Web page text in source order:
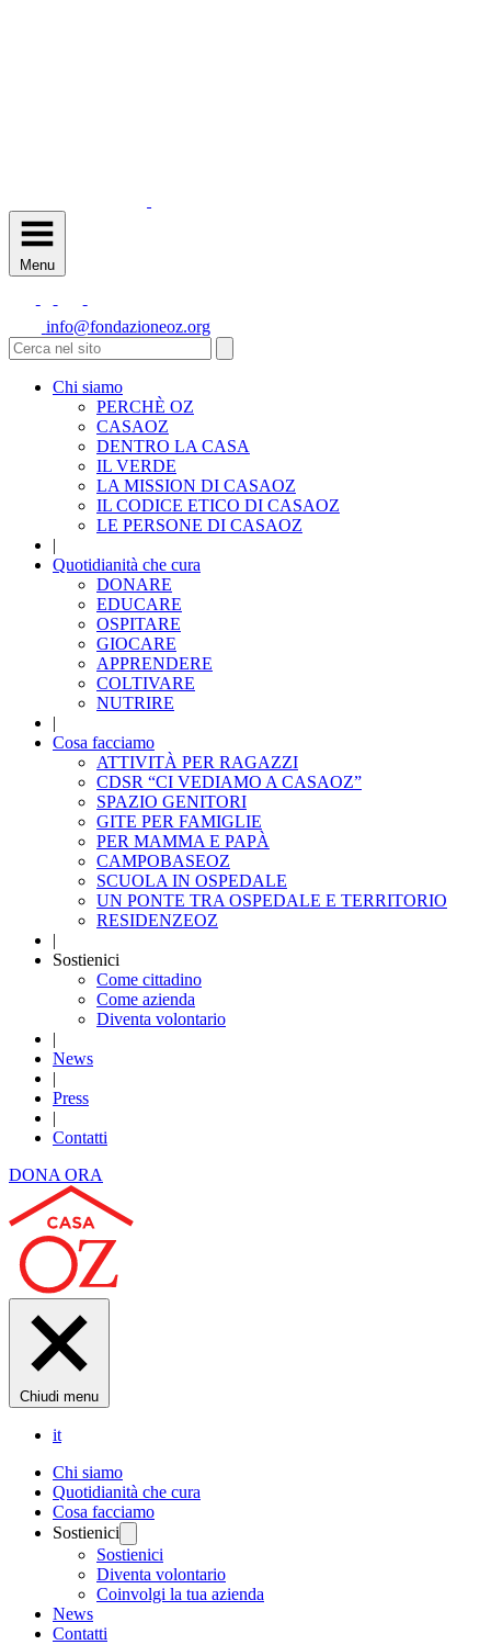
Menu
info@fondazioneoz.org
Chi siamo
PERCHÈ OZ
CASAOZ
DENTRO LA CASA
IL VERDE
LA MISSION DI CASAOZ
IL CODICE ETICO DI CASAOZ
LE PERSONE DI CASAOZ
|
Quotidianità che cura
DONARE
EDUCARE
OSPITARE
GIOCARE
APPRENDERE
COLTIVARE
NUTRIRE
|
Cosa facciamo
ATTIVITÀ PER RAGAZZI
CDSR “CI VEDIAMO A CASAOZ”
SPAZIO GENITORI
GITE PER FAMIGLIE
PER MAMMA E PAPÀ
CAMPOBASEOZ
SCUOLA IN OSPEDALE
UN PONTE TRA OSPEDALE E TERRITORIO
RESIDENZEOZ
|
Sostienici
Come cittadino
Come azienda
Diventa volontario
|
News
|
Press
|
Contatti
DONA ORA
Chiudi menu
it
Chi siamo
Quotidianità che cura
Cosa facciamo
Sostienici
Sostienici
Diventa volontario
Coinvolgi la tua azienda
News
Contatti